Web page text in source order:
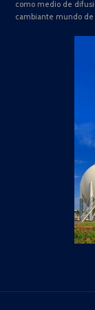
como medio de
cambiante mundo de